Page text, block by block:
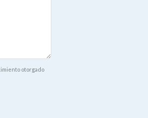
otorgado